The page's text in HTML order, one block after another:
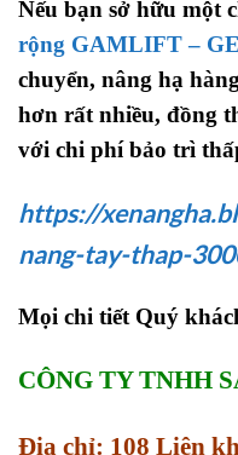
Nếu bạn sở hữu một
rộng GAMLIFT –
chuyển, nâng hạ
hơn rất nhiều, đồng
với chi phí bảo trì
https://
nang-tay-thap-
Mọi chi tiết Quý
CÔNG TY TNHH
Địa chỉ: 108 Liên